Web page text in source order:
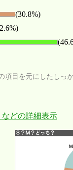
(30.8%)
項目を元にしたしっ
どの詳細表示